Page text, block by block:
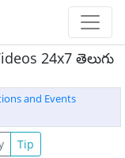
24x7 తెలుగు
and Events
Tip